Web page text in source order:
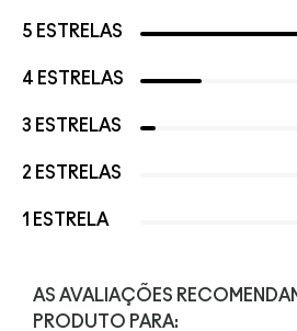
5 ESTRELAS
4 ESTRELAS
3 ESTRELAS
2 ESTRELAS
1 ESTRELA
AS AVALIAÇÕES
PRODUTO PARA: